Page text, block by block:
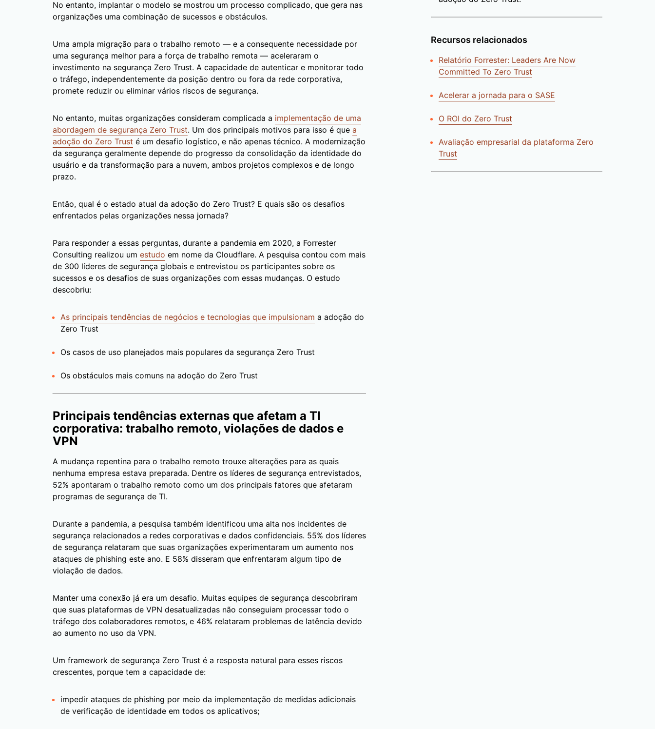
No entanto, implantar o modelo se mostrou um processo complicado, que gera nas
organizações uma combinação de sucessos e obstáculos.
Uma ampla migração para o trabalho remoto — e a consequente necessidade por
uma segurança melhor para a força de trabalho remota — aceleraram o
investimento na segurança Zero Trust. A capacidade de autenticar e monitorar todo
o tráfego, independentemente da posição dentro ou fora da rede corporativa,
promete reduzir ou eliminar vários riscos de segurança.
No entanto, muitas organizações consideram complicada a implementação de uma
abordagem de segurança Zero Trust. Um dos principais motivos para isso é que a
adoção do Zero Trust é um desafio logístico, e não apenas técnico. A modernização
da segurança geralmente depende do progresso da consolidação da identidade do
usuário e da transformação para a nuvem, ambos projetos complexos e de longo
prazo.
Então, qual é o estado atual da adoção do Zero Trust? E quais são os desafios
enfrentados pelas organizações nessa jornada?
Para responder a essas perguntas, durante a pandemia em 2020, a Forrester
Consulting realizou um estudo em nome da Cloudflare. A pesquisa contou com mais
de 300 líderes de segurança globais e entrevistou os participantes sobre os
sucessos e os desafios de suas organizações com essas mudanças. O estudo
descobriu:
As principais tendências de negócios e tecnologias que impulsionam a adoção do
Zero Trust
Os casos de uso planejados mais populares da segurança Zero Trust
Os obstáculos mais comuns na adoção do Zero Trust
Principais tendências externas que afetam a TI
corporativa: trabalho remoto, violações de dados e
VPN
A mudança repentina para o trabalho remoto trouxe alterações para as quais
nenhuma empresa estava preparada. Dentre os líderes de segurança entrevistados,
52% apontaram o trabalho remoto como um dos principais fatores que afetaram
programas de segurança de TI.
Durante a pandemia, a pesquisa também identificou uma alta nos incidentes de
segurança relacionados a redes corporativas e dados confidenciais. 55% dos líderes
de segurança relataram que suas organizações experimentaram um aumento nos
ataques de phishing este ano. E 58% disseram que enfrentaram algum tipo de
violação de dados.
Manter uma conexão já era um desafio. Muitas equipes de segurança descobriram
que suas plataformas de VPN desatualizadas não conseguiam processar todo o
tráfego dos colaboradores remotos, e 46% relataram problemas de latência devido
ao aumento no uso da VPN.
Um framework de segurança Zero Trust é a resposta natural para esses riscos
crescentes, porque tem a capacidade de:
impedir ataques de phishing por meio da implementação de medidas adicionais
de verificação de identidade em todos os aplicativos;
Recursos relacionados
Relatório Forrester: Leaders Are Now
Committed To Zero Trust
Acelerar a jornada para o SASE
O ROI do Zero Trust
Avaliação empresarial da plataforma Zero
Trust